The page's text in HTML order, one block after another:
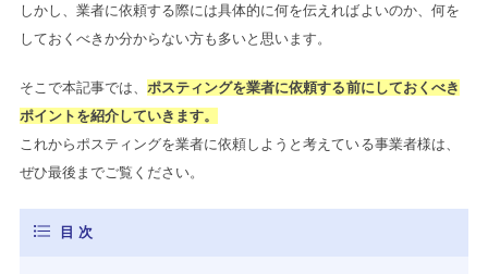
しかし、業者に依頼する際には具体的に何を伝えればよいのか、何を
しておくべきか分からない方も多いと思います。
そこで本記事では、ポスティングを業者に依頼する前にしておくべき
ポイントを紹介していきます。
これからポスティングを業者に依頼しようと考えている事業者様は、
ぜひ最後までご覧ください。